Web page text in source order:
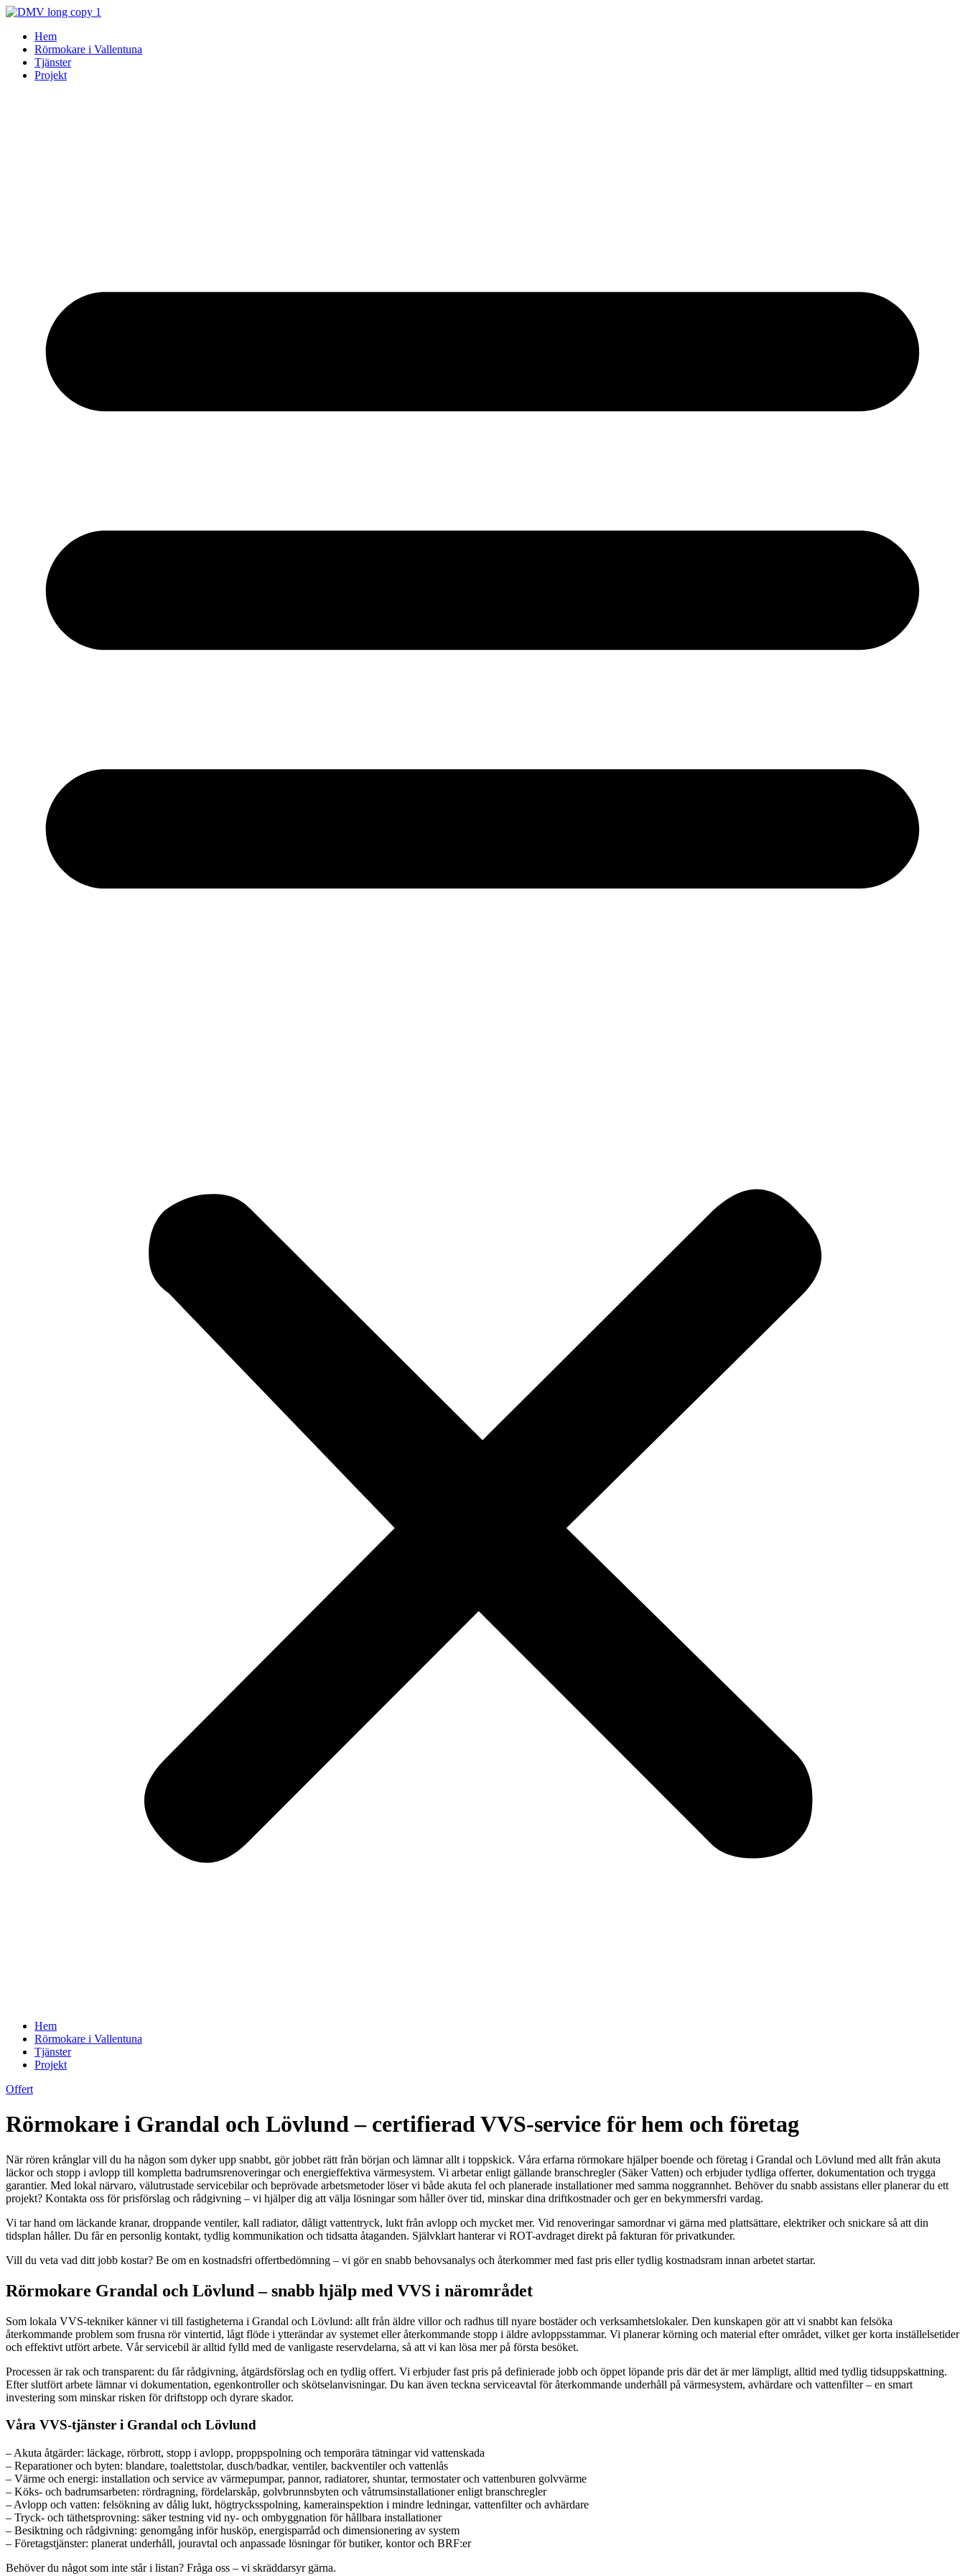
Skip
contentHem
Rörmokare i Vallentuna
Tjänster
Projekt
Hem
Rörmokare i Vallentuna
Tjänster
Projekt
Offert
Rörmokare i Grandal och Lövlund – certifierad VVS-service för hem och företag
När rören krånglar vill du ha någon som dyker upp snabbt, gör jobbet rätt från början och lämnar allt i toppskick. Våra erfarna rörmokare hjälper boende och företag i Grandal och Lövlund med allt från akuta
läckor och stopp i avlopp till kompletta badrumsrenoveringar och energieffektiva värmesystem. Vi arbetar enligt gällande branschregler (Säker Vatten) och erbjuder tydliga offerter, dokumentation och trygga
garantier. Med lokal närvaro, välutrustade servicebilar och beprövade arbetsmetoder löser vi både akuta fel och planerade installationer med samma noggrannhet. Behöver du snabb assistans eller planerar du ett
projekt? Kontakta oss för prisförslag och rådgivning – vi hjälper dig att välja lösningar som håller över tid, minskar dina driftkostnader och ger en bekymmersfri vardag.
Vi tar hand om läckande kranar, droppande ventiler, kall radiator, dåligt vattentryck, lukt från avlopp och mycket mer. Vid renoveringar samordnar vi gärna med plattsättare, elektriker och snickare så att din
tidsplan håller. Du får en personlig kontakt, tydlig kommunikation och tidsatta åtaganden. Självklart hanterar vi ROT-avdraget direkt på fakturan för privatkunder.
Vill du veta vad ditt jobb kostar? Be om en kostnadsfri offertbedömning – vi gör en snabb behovsanalys och återkommer med fast pris eller tydlig kostnadsram innan arbetet startar.
Rörmokare Grandal och Lövlund – snabb hjälp med VVS i närområdet
Som lokala VVS-tekniker känner vi till fastigheterna i Grandal och Lövlund: allt från äldre villor och radhus till nyare bostäder och verksamhetslokaler. Den kunskapen gör att vi snabbt kan felsöka
återkommande problem som frusna rör vintertid, lågt flöde i ytterändar av systemet eller återkommande stopp i äldre avloppsstammar. Vi planerar körning och material efter området, vilket ger korta inställelsetider
och effektivt utfört arbete. Vår servicebil är alltid fylld med de vanligaste reservdelarna, så att vi kan lösa mer på första besöket.
Processen är rak och transparent: du får rådgivning, åtgärdsförslag och en tydlig offert. Vi erbjuder fast pris på definierade jobb och öppet löpande pris där det är mer lämpligt, alltid med tydlig tidsuppskattning.
Efter slutfört arbete lämnar vi dokumentation, egenkontroller och skötselanvisningar. Du kan även teckna serviceavtal för återkommande underhåll på värmesystem, avhärdare och vattenfilter – en smart
investering som minskar risken för driftstopp och dyrare skador.
Våra VVS-tjänster i Grandal och Lövlund
– Akuta åtgärder: läckage, rörbrott, stopp i avlopp, proppspolning och temporära tätningar vid vattenskada
– Reparationer och byten: blandare, toalettstolar, dusch/badkar, ventiler, backventiler och vattenlås
– Värme och energi: installation och service av värmepumpar, pannor, radiatorer, shuntar, termostater och vattenburen golvvärme
– Köks- och badrumsarbeten: rördragning, fördelarskåp, golvbrunnsbyten och våtrumsinstallationer enligt branschregler
– Avlopp och vatten: felsökning av dålig lukt, högtrycksspolning, kamerainspektion i mindre ledningar, vattenfilter och avhärdare
– Tryck- och täthetsprovning: säker testning vid ny- och ombyggnation för hållbara installationer
– Besiktning och rådgivning: genomgång inför husköp, energisparråd och dimensionering av system
– Företagstjänster: planerat underhåll, jouravtal och anpassade lösningar för butiker, kontor och BRF:er
Behöver du något som inte står i listan? Fråga oss – vi skräddarsyr gärna.